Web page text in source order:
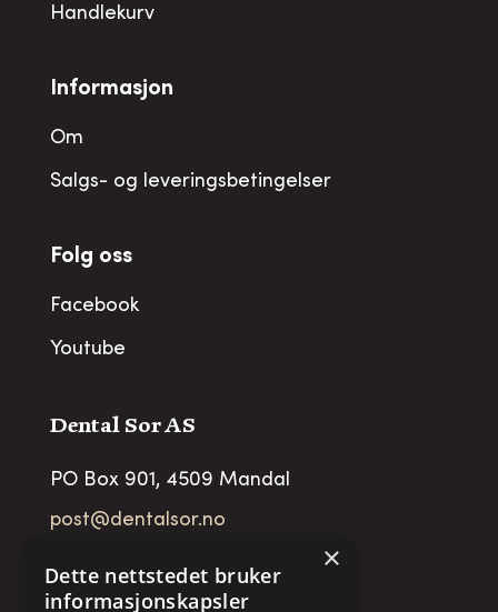
Handlekurv
Informasjon
Om
Salgs- og leveringsbetingelser
Folg oss
Facebook
Youtube
Dental Sor AS
PO Box 901, 4509 Mandal
post@dentalsor.no
Telefon: +47 38 27 88 88
×
Dette nettstedet bruker
informasjonskapsler